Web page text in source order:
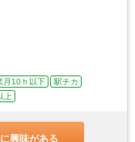
月10ｈ以下
駅チカ
上
興味がある